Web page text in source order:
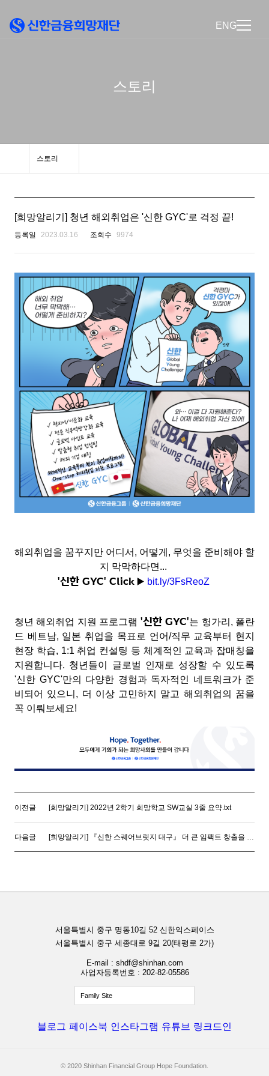
ENG
스토리
스토리
[희망알리기] 청년 해외취업은 '신한 GYC'로 걱정 끝!
등록일 2023.03.16 조회수 9974
해외취업을 꿈꾸지만 어디서, 어떻게, 무엇을 준비해야 할
지 막막하다면...
'신한 GYC' Click ▶️ bit.ly/3FsReoZ
청년 해외취업 지원 프로그램 '신한 GYC'는 헝가리, 폴란
드 베트남, 일본 취업을 목표로 언어/직무 교육부터 현지
현장 학습, 1:1 취업 컨설팅 등 체계적인 교육과 잡매칭을
지원합니다. 청년들이 글로벌 인재로 성장할 수 있도록
'신한 GYC'만의 다양한 경험과 독자적인 네트워크가 준
비되어 있으니, 더 이상 고민하지 말고 해외취업의 꿈을
꼭 이뤄보세요!
이전글 [희망알리기] 2022년 2학기 희망학교 SW교실 3줄 요약.txt
다음글 [희망알리기] 『신한 스퀘어브릿지 대구』 더 큰 임팩트 창출을 위한 ESG 비즈니스 고도화 Start!
서울특별시 중구 명동10길 52 신한익스페이스
서울특별시 중구 세종대로 9길 20(태평로 2가)
E-mail : shdf@shinhan.com
사업자등록번호 : 202-82-05586
Family Site
블로그 페이스북 인스타그램 유튜브 링크드인
© 2020 Shinhan Financial Group Hope Foundation.